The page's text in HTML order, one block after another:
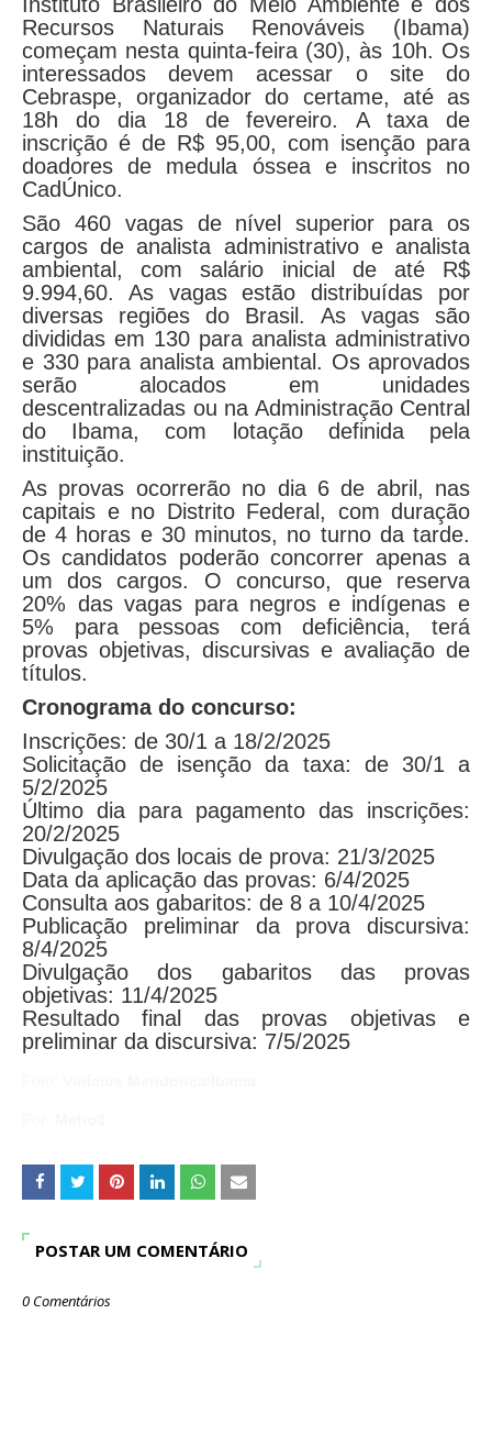
Recursos Naturais Renováveis (Ibama)
começam nesta quinta-feira (30), às 10h. Os
interessados devem acessar o site do
Cebraspe, organizador do certame, até as
18h do dia 18 de fevereiro. A taxa de
inscrição é de R$ 95,00, com isenção para
doadores de medula óssea e inscritos no
CadÚnico.
São 460 vagas de nível superior para os
cargos de analista administrativo e analista
ambiental, com salário inicial de até R$
9.994,60. As vagas estão distribuídas por
diversas regiões do Brasil. As vagas são
divididas em 130 para analista administrativo
e 330 para analista ambiental. Os aprovados
serão alocados em unidades
descentralizadas ou na Administração Central
do Ibama, com lotação definida pela
instituição.
As provas ocorrerão no dia 6 de abril, nas
capitais e no Distrito Federal, com duração
de 4 horas e 30 minutos, no turno da tarde.
Os candidatos poderão concorrer apenas a
um dos cargos. O concurso, que reserva
20% das vagas para negros e indígenas e
5% para pessoas com deficiência, terá
provas objetivas, discursivas e avaliação de
títulos.
Cronograma do concurso:
Inscrições: de 30/1 a 18/2/2025
Solicitação de isenção da taxa: de 30/1 a
5/2/2025
Último dia para pagamento das inscrições:
20/2/2025
Divulgação dos locais de prova: 21/3/2025
Data da aplicação das provas: 6/4/2025
Consulta aos gabaritos: de 8 a 10/4/2025
Publicação preliminar da prova discursiva:
8/4/2025
Divulgação dos gabaritos das provas
objetivas: 11/4/2025
Resultado final das provas objetivas e
preliminar da discursiva: 7/5/2025
POSTAR UM COMENTÁRIO
0 Comentários